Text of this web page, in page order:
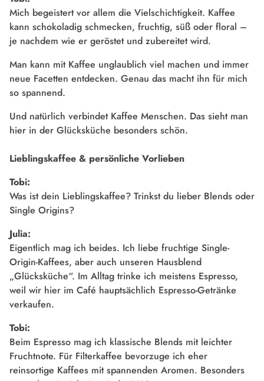
Mich begeistert vor allem die Vielschichtigkeit. Kaffee
kann schokoladig schmecken, fruchtig, süß oder floral –
je nachdem wie er geröstet und zubereitet wird.
Man kann mit Kaffee unglaublich viel machen und immer
neue Facetten entdecken. Genau das macht ihn für mich
so spannend.
Und natürlich verbindet Kaffee Menschen. Das sieht man
hier in der Glücksküche besonders schön.
Lieblingskaffee & persönliche Vorlieben
Tobi:
Was ist dein Lieblingskaffee? Trinkst du lieber Blends oder
Single Origins?
Julia:
Eigentlich mag ich beides. Ich liebe fruchtige Single-
Origin-Kaffees, aber auch unseren Hausblend
„Glücksküche“. Im Alltag trinke ich meistens Espresso,
weil wir hier im Café hauptsächlich Espresso-Getränke
verkaufen.
Tobi:
Beim Espresso mag ich klassische Blends mit leichter
Fruchtnote. Für Filterkaffee bevorzuge ich eher
reinsortige Kaffees mit spannenden Aromen. Besonders